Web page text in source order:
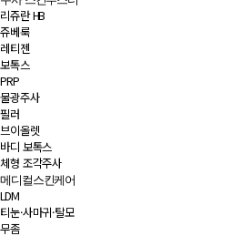
리쥬란 HB
쥬베룩
레티젠
보톡스
PRP
물광주사
필러
브이올렛
바디 보톡스
체형 조각주사
메디컬스킨케어
LDM
티눈·사마귀·탈모
무좀